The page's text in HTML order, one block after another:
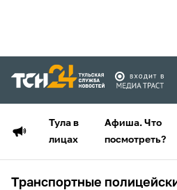
Тула в
лицах
Афиша. Что
посмотреть?
Транспортные